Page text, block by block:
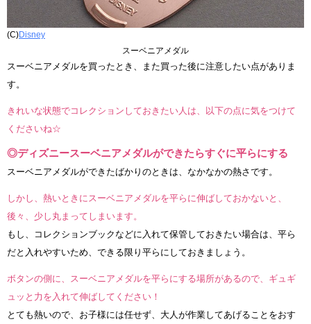
(C)Disney
スーベニアメダル
スーベニアメダルを買ったとき、また買った後に注意したい点がありま
す。
きれいな状態でコレクションしておきたい人は、以下の点に気をつけて
くださいね☆
◎ディズニースーベニアメダルができたらすぐに平らにする
スーベニアメダルができたばかりのときは、なかなかの熱さです。
しかし、熱いときにスーベニアメダルを平らに伸ばしておかないと、
後々、少し丸まってしまいます。
もし、コレクションブックなどに入れて保管しておきたい場合は、平ら
だと入れやすいため、できる限り平らにしておきましょう。
ボタンの側に、スーベニアメダルを平らにする場所があるので、ギュギ
ュッと力を入れて伸ばしてください！
とても熱いので、お子様には任せず、大人が作業してあげることをおす